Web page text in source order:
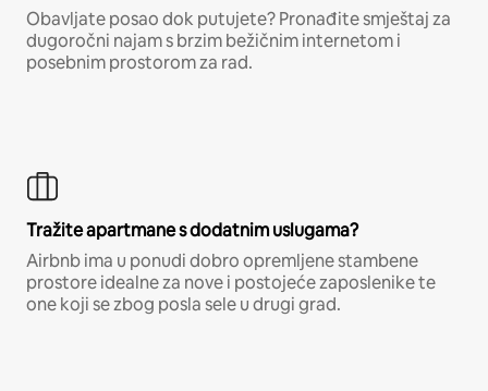
Obavljate posao dok putujete? Pronađite smještaj za
dugoročni najam s brzim bežičnim internetom i
posebnim prostorom za rad.
Tražite apartmane s dodatnim uslugama?
Airbnb ima u ponudi dobro opremljene stambene
prostore idealne za nove i postojeće zaposlenike te
one koji se zbog posla sele u drugi grad.